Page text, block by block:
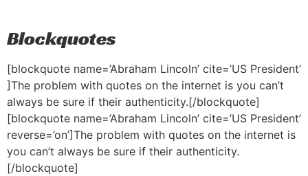
Blockquotes
[blockquote name=’Abraham Lincoln’ cite=’US President’
]The problem with quotes on the internet is you can’t
always be sure if their authenticity.[/blockquote]
[blockquote name=’Abraham Lincoln’ cite=’US President’
reverse=’on’]The problem with quotes on the internet is
you can’t always be sure if their authenticity.
[/blockquote]